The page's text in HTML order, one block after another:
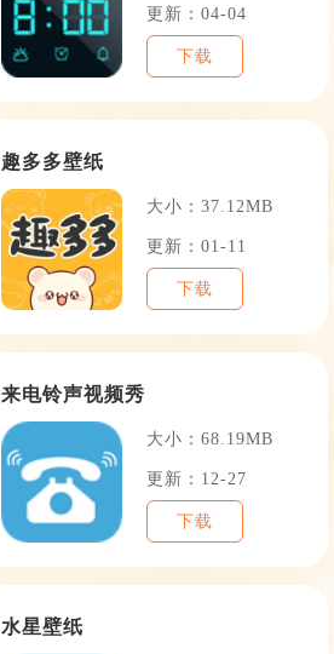
更新：04-04
下载
趣多多壁纸
大小：37.12MB
更新：01-11
下载
来电铃声视频秀
大小：68.19MB
更新：12-27
下载
水星壁纸